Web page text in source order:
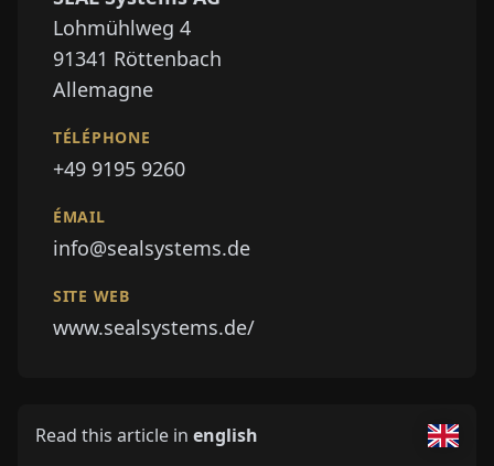
Lohmühlweg 4
91341 Röttenbach
Allemagne
TÉLÉPHONE
+49 9195 9260
ÉMAIL
info@sealsystems.de
SITE WEB
www.sealsystems.de/
Read this article in english